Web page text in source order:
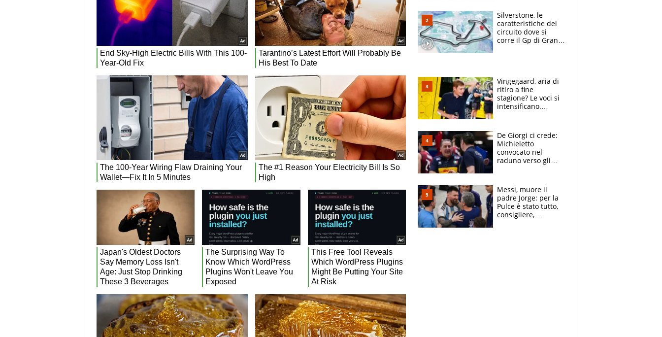
Silverstone, le
caratteristiche del
circuito dove si
corre il Gp di Gran
Vingegaard, aria di
ritiro a fine
stagione? Le voci si
intensificano.
vuole la Roubaix
De Giorgi ci crede:
Michieletto
convocato nel
raduno verso gli
Messi, muore il
padre Jorge: per la
Pulce è stato tutto,
consigliere,